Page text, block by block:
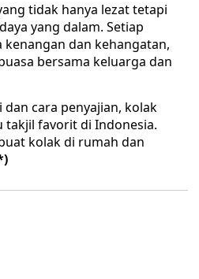
tidak hanya lezat tetapi
yang dalam. Setiap
dan kehangatan,
bersama keluarga dan
cara penyajian, kolak
takjil favorit di Indonesia.
kolak di rumah dan